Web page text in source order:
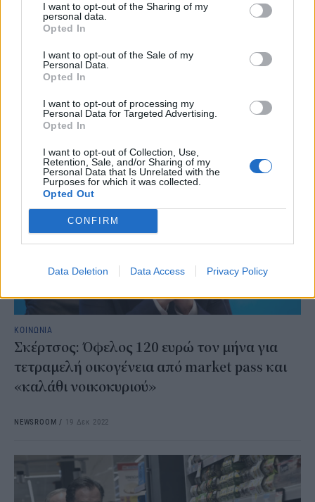
I want to opt-out of the Sharing of my
personal data.
Opted In
I want to opt-out of the Sale of my
Personal Data.
Opted In
I want to opt-out of processing my
Personal Data for Targeted Advertising.
Opted In
I want to opt-out of Collection, Use,
Retention, Sale, and/or Sharing of my
Personal Data that Is Unrelated with the
Purposes for which it was collected.
Opted Out
CONFIRM
Data Deletion Data Access Privacy Policy
ΚΟΙΝΩΝΙΑ
Συνδυαστικά η ενίσχυση μπορεί να είναι 120
ευρώ το μήνα
NEWSROOM/19 Δεκ 2022
ΚΟΙΝΩΝΙΑ
Σκέρτσος: Όφελος 120 ευρώ τον μήνα για
τετραμελή οικογένεια από market pass και
«καλάθι νοικοκυριού»
NEWSROOM / 19 Δεκ 2022